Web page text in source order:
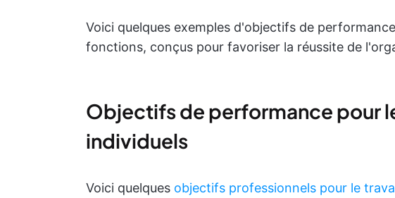
Voici quelques exemples d'objectifs de
fonctions, conçus pour favoriser la réussite de
Objectifs de performance pour
individuels
Voici quelques objectifs professionnels pour le